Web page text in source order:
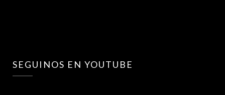
SEGUINOS EN YOUTUBE